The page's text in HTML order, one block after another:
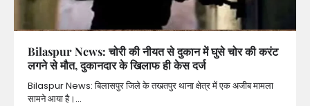
Bilaspur News: चोरी की नीयत से दुकान में घुसे चोर की करंट
लगने से मौत, दुकानदार के खिलाफ ही केस दर्ज
Bilaspur News: बिलासपुर जिले के तखतपुर थाना क्षेत्र में एक अजीब मामला
सामने आया है।…